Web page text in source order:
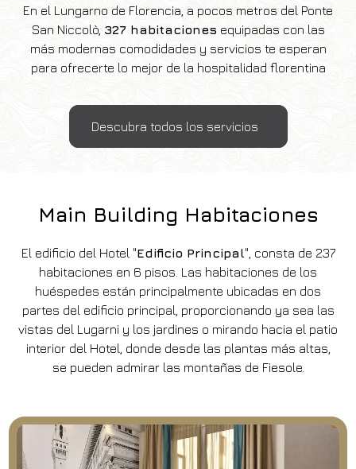
En el Lungarno de Florencia, a pocos metros del Ponte
San Niccolò, 327 habitaciones equipadas con las
más modernas comodidades y servicios te esperan
para ofrecerte lo mejor de la hospitalidad florentina
Descubra todos los servicios
Main Building Habitaciones
El edificio del Hotel "Edificio Principal", consta de 237
habitaciones en 6 pisos. Las habitaciones de los
huéspedes están principalmente ubicadas en dos
partes del edificio principal, proporcionando ya sea las
vistas del Lugarni y los jardines o mirando hacia el patio
interior del Hotel, donde desde las plantas más altas,
se pueden admirar las montañas de Fiesole.